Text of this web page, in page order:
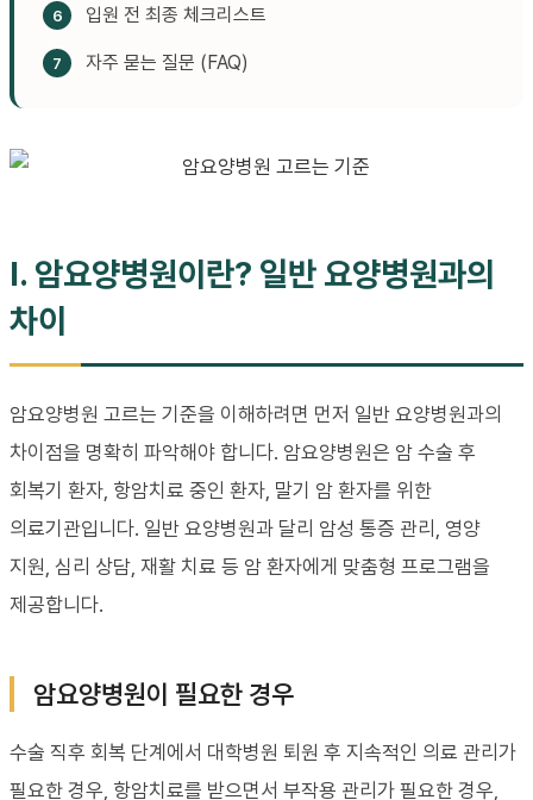
입원 전 최종 체크리스트
자주 묻는 질문 (FAQ)
I. 암요양병원이란? 일반 요양병원과의
차이
암요양병원 고르는 기준을 이해하려면 먼저 일반 요양병원과의
차이점을 명확히 파악해야 합니다. 암요양병원은 암 수술 후
회복기 환자, 항암치료 중인 환자, 말기 암 환자를 위한
의료기관입니다. 일반 요양병원과 달리 암성 통증 관리, 영양
지원, 심리 상담, 재활 치료 등 암 환자에게 맞춤형 프로그램을
제공합니다.
암요양병원이 필요한 경우
수술 직후 회복 단계에서 대학병원 퇴원 후 지속적인 의료 관리가
필요한 경우, 항암치료를 받으면서 부작용 관리가 필요한 경우,